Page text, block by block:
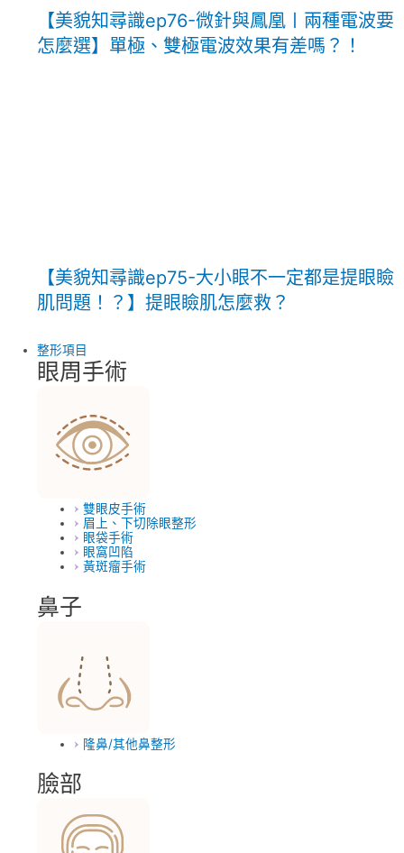
【美貌知尋識ep76-微針與鳳凰〡兩種電波要
怎麼選】單極、雙極電波效果有差嗎？！
【美貌知尋識ep75-大小眼不一定都是提眼瞼
肌問題！？】提眼瞼肌怎麼救？
整形項目
眼周手術
雙眼皮手術
眉上、下切除眼整形
眼袋手術
眼窩凹陷
黃斑瘤手術
鼻子
隆鼻/其他鼻整形
臉部